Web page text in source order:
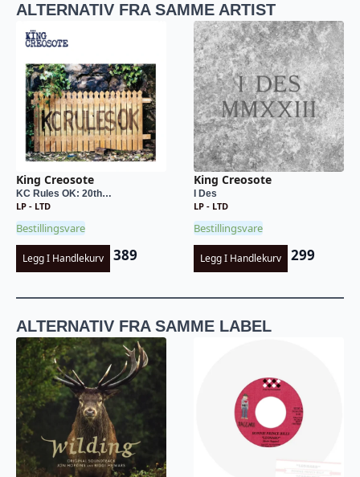
ALTERNATIV FRA SAMME ARTIST
King Creosote
KC Rules OK: 20th…
LP - LTD
Bestillingsvare
Legg I Handlekurv 389
King Creosote
I Des
LP - LTD
Bestillingsvare
Legg I Handlekurv 299
ALTERNATIV FRA SAMME LABEL